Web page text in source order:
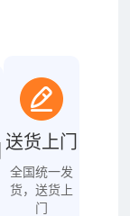
送货上门
全国统一发
货，送货上
门